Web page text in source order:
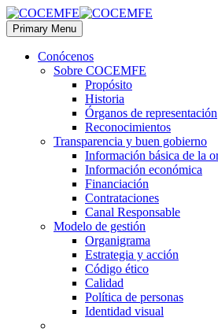
Primary Menu
Conócenos
Sobre COCEMFE
Propósito
Historia
Órganos de representación
Reconocimientos
Transparencia y buen gobierno
Información básica de la
Información económica
Financiación
Contrataciones
Canal Responsable
Modelo de gestión
Organigrama
Estrategia y acción
Código ético
Calidad
Política de personas
Identidad visual